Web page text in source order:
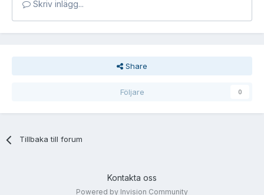
Skriv inlägg...
Share
Följare 0
Tillbaka till forum
Kontakta oss
Powered by Invision Community